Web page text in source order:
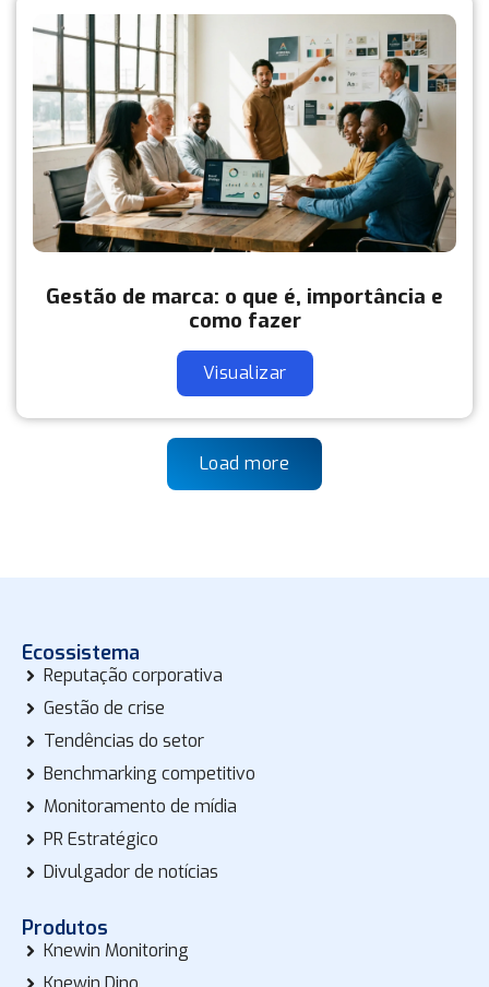
Gestão de marca: o que é, importância e
como fazer
Visualizar
Load more
Ecossistema
Reputação corporativa
Gestão de crise
Tendências do setor
Benchmarking competitivo
Monitoramento de mídia
PR Estratégico
Divulgador de notícias
Produtos
Knewin Monitoring